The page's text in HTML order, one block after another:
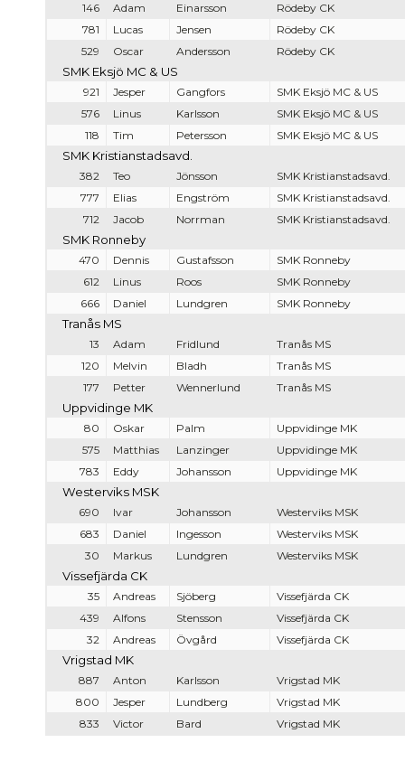
146 Adam Einarsson
Rödeby CK
781
Lucas Jensen
Rödeby CK
529
Oscar Andersson Rödeby CK
SMK Eksjö MC & US
921 Jesper Gangfors
SMK Eksjö MC & US
576
Linus Karlsson
SMK Eksjö MC & US
118
Tim Petersson SMK Eksjö MC & US
SMK Kristianstadsavd.
382 Teo Jönsson
SMK Kristianstadsavd.
777
Elias Engström
SMK Kristianstadsavd.
712
Jacob Norrman SMK Kristianstadsavd.
SMK Ronneby
470 Dennis Gustafsson
SMK Ronneby
612
Linus Roos
SMK Ronneby
666
Daniel Lundgren SMK Ronneby
Tranås MS
13 Adam Fridlund
Tranås MS
120
Melvin Bladh
Tranås MS
177
Petter Wennerlund Tranås MS
Uppvidinge MK
80 Oskar Palm
Uppvidinge MK
575
Matthias Lanzinger
Uppvidinge MK
783
Eddy Johansson Uppvidinge MK
Westerviks MSK
690 Ivar Johansson
Westerviks MSK
683
Daniel Ingesson
Westerviks MSK
30
Markus Lundgren Westerviks MSK
Vissefjärda CK
35 Andreas Sjöberg
Vissefjärda CK
439
Alfons Stensson
Vissefjärda CK
32
Andreas Övgård Vissefjärda CK
Vrigstad MK
887 Anton Karlsson
Vrigstad MK
800
Jesper Lundberg
Vrigstad MK
833
Victor Bard Vrigstad MK